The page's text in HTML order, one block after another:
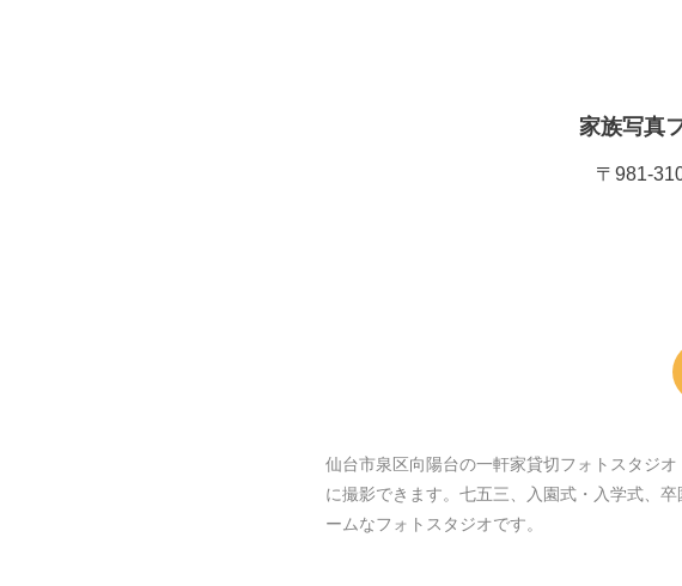
家族写真
〒981-
仙台市泉区向陽台の一軒家貸切フォトスタジ
に撮影できます。七五三、入園式・入学式、
ームなフォトスタジオです。